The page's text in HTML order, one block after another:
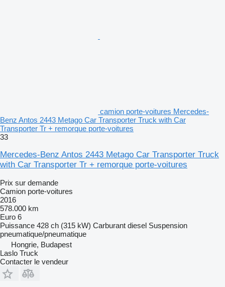
camion porte-voitures Mercedes-
Benz Antos 2443 Metago Car Transporter Truck with Car
Transporter Tr + remorque porte-voitures
33
Mercedes-Benz Antos 2443 Metago Car Transporter Truck
with Car Transporter Tr + remorque porte-voitures
Prix sur demande
Camion porte-voitures
2016
578.000 km
Euro 6
Puissance 428 ch (315 kW) Carburant diesel Suspension
pneumatique/pneumatique
Hongrie, Budapest
Laslo Truck
Contacter le vendeur